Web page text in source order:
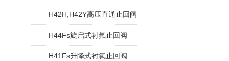
H42H,H42Y高压直通止回阀
H44Fs旋启式衬氟止回阀
H41Fs升降式衬氟止回阀